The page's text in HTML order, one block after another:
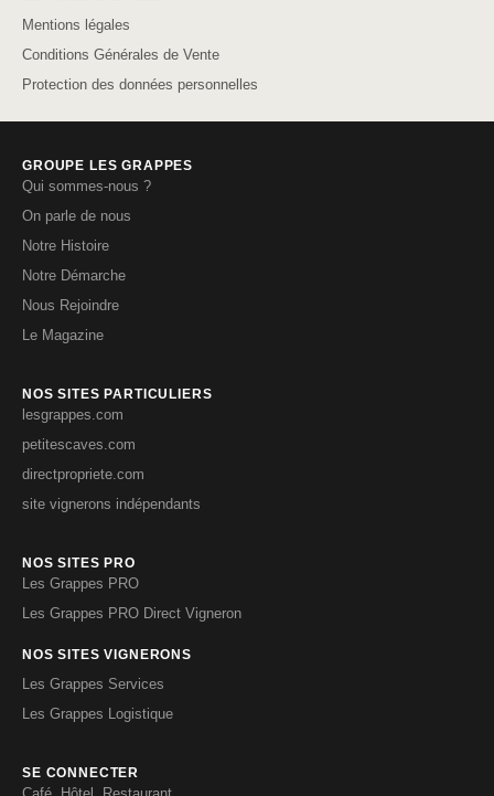
Mentions légales
Conditions Générales de Vente
Protection des données personnelles
GROUPE LES GRAPPES
Qui sommes-nous ?
On parle de nous
Notre Histoire
Notre Démarche
Nous Rejoindre
Le Magazine
NOS SITES PARTICULIERS
lesgrappes.com
petitescaves.com
directpropriete.com
site vignerons indépendants
NOS SITES PRO
Les Grappes PRO
Les Grappes PRO Direct Vigneron
NOS SITES VIGNERONS
Les Grappes Services
Les Grappes Logistique
SE CONNECTER